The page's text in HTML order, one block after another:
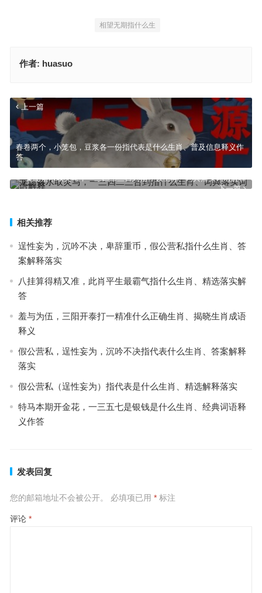
相望无期指什么生
作者: huasuo
上一篇
春卷两个，小笼包，豆浆各一份指代表是什么生肖、普及信息释义作
答
下一篇
龙王落水取灵马，一三四二三合到指什么生肖、词典落实词语解释
相关推荐
逞性妄为，沉吟不决，卑辞重币，假公营私指什么生肖、答
案解释落实
八挂算得精又准，此肖平生最霸气指什么生肖、精选落实解
答
羞与为伍，三阳开泰打一精准什么正确生肖、揭晓生肖成语
释义
假公营私，逞性妄为，沉吟不决指代表什么生肖、答案解释
落实
假公营私（逞性妄为）指代表是什么生肖、精选解释落实
特马本期开金花，一三五七是银钱是什么生肖、经典词语释
义作答
发表回复
您的邮箱地址不会被公开。 必填项已用 *标注
评论 *